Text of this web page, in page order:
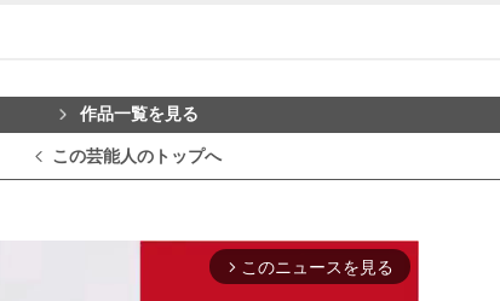
作品一覧を見る
この芸能人のトップへ
arrow_forward_ios このニュースを見る